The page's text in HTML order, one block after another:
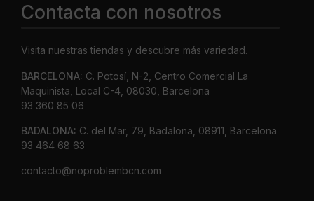
Contacta con nosotros
Visita nuestras tiendas y descubre más variedad.
BARCELONA: C. Potosí, N-2, Centro Comercial La
Maquinista, Local C-4, 08030, Barcelona
93 360 85 06
BADALONA: C. del Mar, 79, Badalona, 08911, Barcelona
93 464 68 63
contacto@noproblembcn.com